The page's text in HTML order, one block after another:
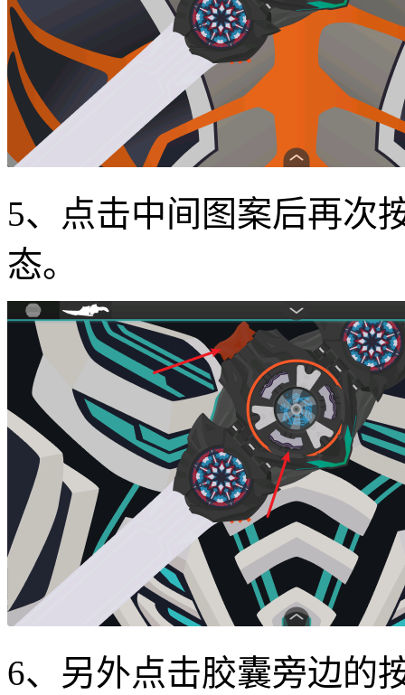
5、点击中间图案后再次
态。
6、另外点击胶囊旁边的